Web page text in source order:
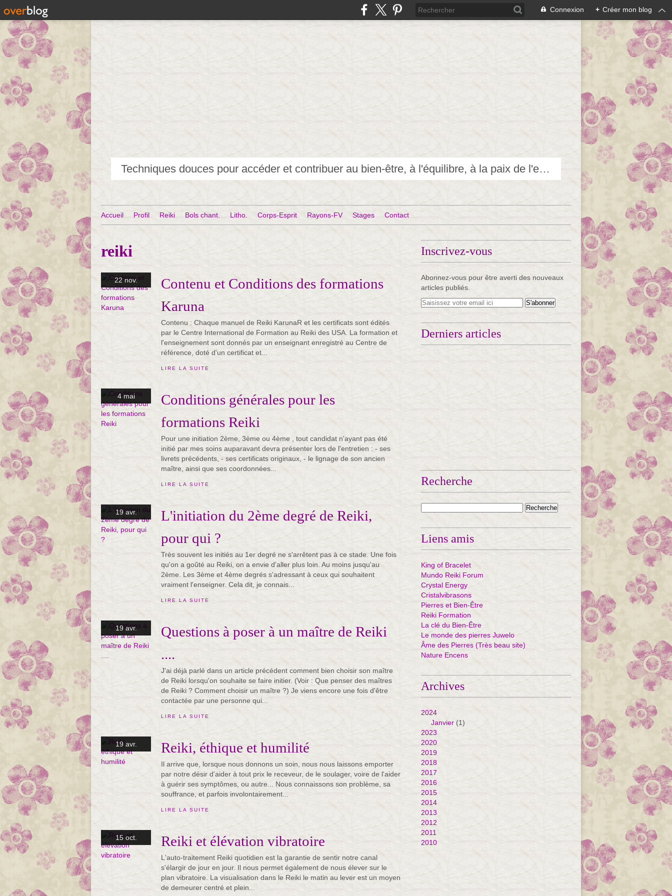
Connexion + Créer mon blog
Techniques douces pour accéder et contribuer au bien-être, à l'équilibre, à la paix de l'esprit...
Accueil Profil Reiki Bols chant. Litho. Corps-Esprit Rayons-FV Stages Contact
reiki
22 nov.
Contenu et Conditions des formations
Karuna
Contenu : Chaque manuel de Reiki KarunaR et les certificats sont édités
par le Centre International de Formation au Reiki des USA. La formation et
l'enseignement sont donnés par un enseignant enregistré au Centre de
référence, doté d'un certificat et...
LIRE LA SUITE
4 mai
Conditions générales pour les
formations Reiki
Pour une initiation 2ème, 3ème ou 4ème , tout candidat n'ayant pas été
initié par mes soins auparavant devra présenter lors de l'entretien : - ses
livrets précédents, - ses certificats originaux, - le lignage de son ancien
maître, ainsi que ses coordonnées...
LIRE LA SUITE
19 avr.
L'initiation du 2ème degré de Reiki,
pour qui ?
Très souvent les initiés au 1er degré ne s'arrêtent pas à ce stade. Une fois
qu'on a goûté au Reiki, on a envie d'aller plus loin. Au moins jusqu'au
2ème. Les 3ème et 4ème degrés s'adressant à ceux qui souhaitent
vraiment l'enseigner. Cela dit, je connais...
LIRE LA SUITE
19 avr.
Questions à poser à un maître de Reiki
....
J'ai déjà parlé dans un article précédent comment bien choisir son maître
de Reiki lorsqu'on souhaite se faire initier. (Voir : Que penser des maîtres
de Reiki ? Comment choisir un maître ?) Je viens encore une fois d'être
contactée par une personne qui...
LIRE LA SUITE
19 avr. Reiki, éthique et humilité
Il arrive que, lorsque nous donnons un soin, nous nous laissons emporter
par notre désir d'aider à tout prix le receveur, de le soulager, voire de l'aider
à guérir ses symptômes, ou autre... Nous connaissons son problème, sa
souffrance, et parfois involontairement...
LIRE LA SUITE
15 oct. Reiki et élévation vibratoire
L'auto-traitement Reiki quotidien est la garantie de sentir notre canal
s'élargir de jour en jour. Il nous permet également de nous élever sur le
plan vibratoire. La visualisation dans le Reiki le matin au lever est un moyen
de demeurer centré et plein...
Inscrivez-vous
Abonnez-vous pour être averti des nouveaux
articles publiés.
Derniers articles
Recherche
Liens amis
King of Bracelet
Mundo Reiki Forum
Crystal Energy
Cristalvibrasons
Pierres et Bien-Être
Reiki Formation
La clé du Bien-Être
Le monde des pierres Juwelo
Âme des Pierres (Très beau site)
Nature Encens
Archives
2024
Janvier (1)
2023
2020
2019
2018
2017
2016
2015
2014
2013
2012
2011
2010